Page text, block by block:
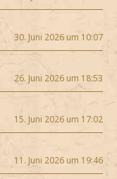
30. Juni 2026 um 10:07
26. Juni 2026 um 18:53
15. Juni 2026 um 17:02
11. Juni 2026 um 19:46